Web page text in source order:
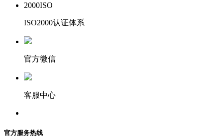
2000ISO
ISO2000认证体系
官方微信
客服中心
官方服务热线